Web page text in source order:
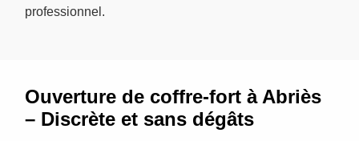
professionnel.
Ouverture de coffre-fort à Abriès
– Discrète et sans dégâts